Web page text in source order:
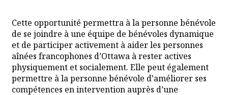
Cette opportunité permettra à la personne bénévole
de se joindre à une équipe de bénévoles dynamique
et de participer activement à aider les personnes
aînées francophones d’Ottawa à rester actives
physiquement et socialement. Elle peut également
permettre à la personne bénévole d’améliorer ses
compétences en intervention auprès d’une